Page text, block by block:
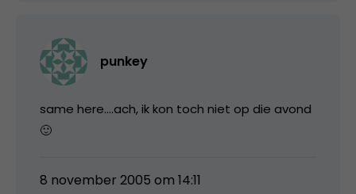
punkey
same here….ach, ik kon toch niet op die avond
🙂
8 november 2005 om 14:11